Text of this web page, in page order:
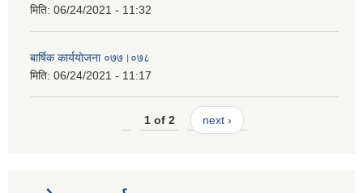
मिति: 06/24/2021 - 11:32
बार्षिक कार्ययाेजना ०७७।०७८
मिति: 06/24/2021 - 11:17
1 of 2 next ›